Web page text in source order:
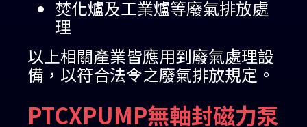
焚化爐及工業爐等廢氣排放處
理
以上相關產業皆應用到廢氣處理設
備，以符合法令之廢氣排放規定。
PTCXPUMP無軸封磁力泵